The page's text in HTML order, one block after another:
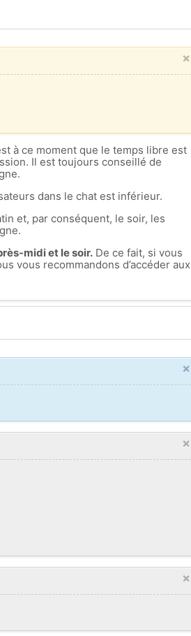
×
à ce moment que le temps libre est
Il est toujours conseillé de
dans le chat est inférieur.
et, par conséquent, le soir, les
midi et le soir.De ce fait, si vous
vous recommandons d’accéder aux
×
×
×